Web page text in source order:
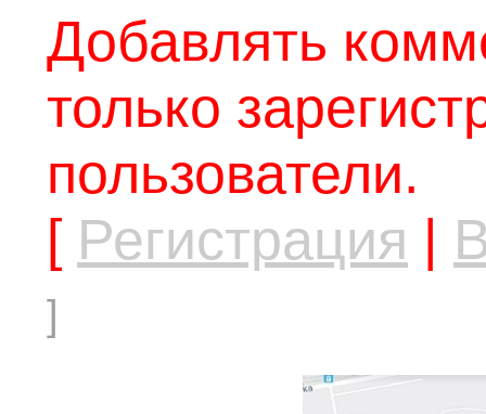
Добавлять
только
пользователи.
[ Регистрация |
]